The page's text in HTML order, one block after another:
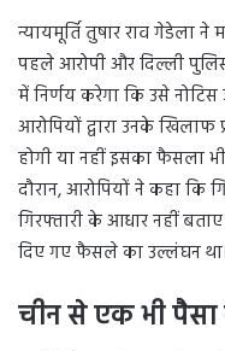
न्यायमूर्ति तुषार राव गेडेला
पहले आरोपी और दिल्ली
में निर्णय करेगा कि उसे नोटिस
आरोपियों द्वारा उनके खिलाफ
होगी या नहीं इसका फैसला
दौरान, आरोपियों ने कहा कि
गिरफ्तारी के आधार नहीं
दिए गए फैसले का उल्लंघन
चीन से एक भी पैसा